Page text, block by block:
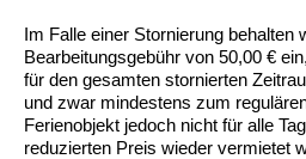
Im Falle einer Stornierung behalten
Bearbeitungsgebühr von 50,00 €
für den gesamten stornierten
und zwar mindestens zum
Ferienobjekt jedoch nicht für alle
reduzierten Preis wieder vermietet